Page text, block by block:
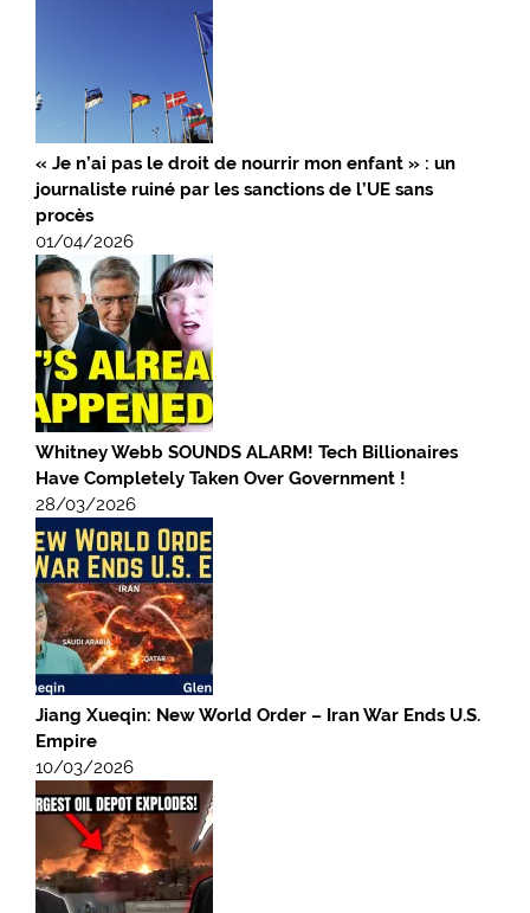
« Je n’ai pas le droit de nourrir mon enfant » : un
journaliste ruiné par les sanctions de l’UE sans
procès
01/04/2026
Whitney Webb SOUNDS ALARM! Tech Billionaires
Have Completely Taken Over Government !
28/03/2026
Jiang Xueqin: New World Order – Iran War Ends U.S.
Empire
10/03/2026